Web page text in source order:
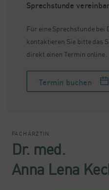
Sprechstunde
Für eine Sprechstunde bei
kontaktieren Sie bitte das
direkt einen Termin online.
Termin buchen
FACHÄRZTIN
Dr. med.
Anna Lena